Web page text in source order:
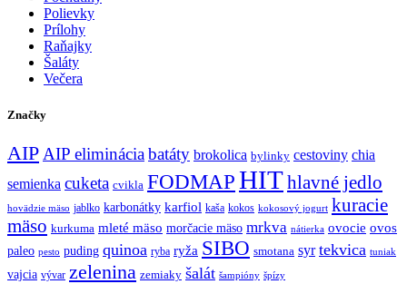
Polievky
Prílohy
Raňajky
Šaláty
Večera
Značky
AIP AIP elimináciabatáty brokolica bylinky cestoviny chia
semienka cuketa cvikla FODMAP HIThlavné jedlo
hovädzie mäso jablko karbonátky karfiol kaša kokos kokosový jogurt kuracie
mäso kurkuma mleté mäso morčacie mäso mrkva nátierka ovocie ovos
paleo pesto puding quinoa ryba ryža SIBO smotana syr tekvica tuniak
vajcia vývar zelenina zemiaky šalát šampióny špízy